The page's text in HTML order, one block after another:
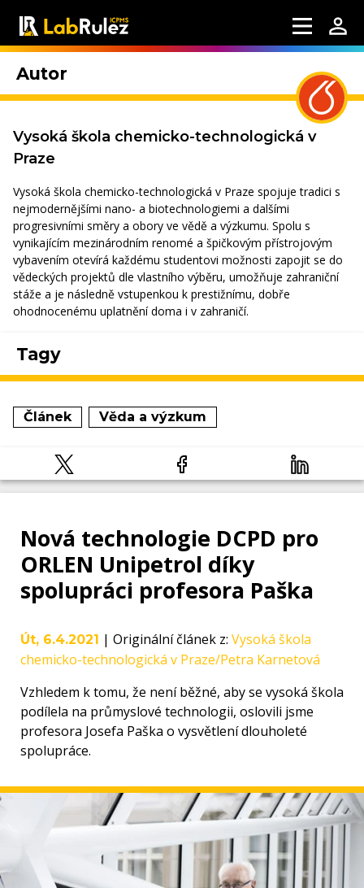
Autor
Vysoká škola chemicko-technologická v
Praze
Vysoká škola chemicko-technologická v Praze spojuje tradici s
nejmodernějšími nano- a biotechnologiemi a dalšími
progresivními směry a obory ve vědě a výzkumu. Spolu s
vynikajícím mezinárodním renomé a špičkovým přístrojovým
vybavením otevírá každému studentovi možnosti zapojit se do
vědeckých projektů dle vlastního výběru, umožňuje zahraniční
stáže a je následně vstupenkou k prestižnímu, dobře
ohodnocenému uplatnění doma i v zahraničí.
Tagy
Článek Věda a výzkum
Nová technologie DCPD pro
ORLEN Unipetrol díky
spolupráci profesora Paška
Út, 6.4.2021 | Originální článek z: Vysoká škola
chemicko-technologická v Praze/Petra Karnetová
Vzhledem k tomu, že není běžné, aby se vysoká škola
podílela na průmyslové technologii, oslovili jsme
profesora Josefa Paška o vysvětlení dlouholeté
spolupráce.